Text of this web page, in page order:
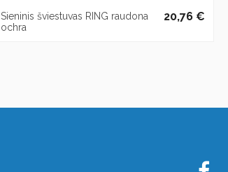
Sieninis šviestuvas RING raudona
ochra
20,76 €